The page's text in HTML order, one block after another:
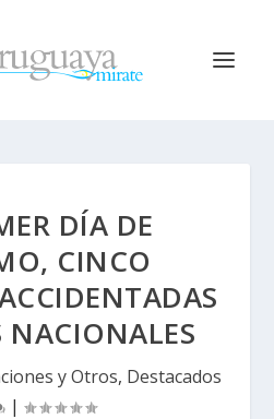
DÍA DE
CINCO
NACIONALES
y Otros, Destacados
|